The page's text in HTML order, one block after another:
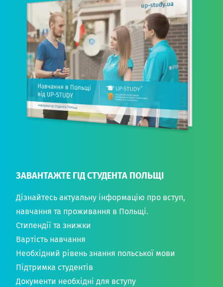
ЗАВАНТАЖТЕ ГІД СТУДЕНТА ПОЛЬЩІ
Дізнайтесь актуальну інформацію про вступ,
навчання та проживання в Польщі.
Стипендії та знижки
Вартість навчання
Необхідний рівень знання польської мови
Підтримка студентів
Документи необхідні для вступу